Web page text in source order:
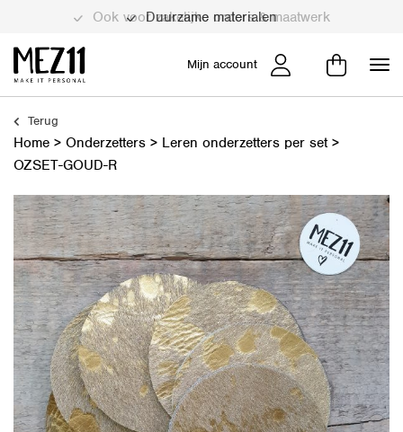
Duurzame materialen
Mijn account
Terug
Home > Onderzetters > Leren onderzetters per set>
OZSET-GOUD-R